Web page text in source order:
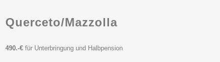
Querceto/Mazzolla
490.-€ für Unterbringung und Halbpension